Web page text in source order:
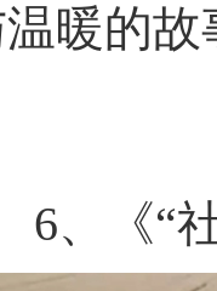
暖的故
《“社